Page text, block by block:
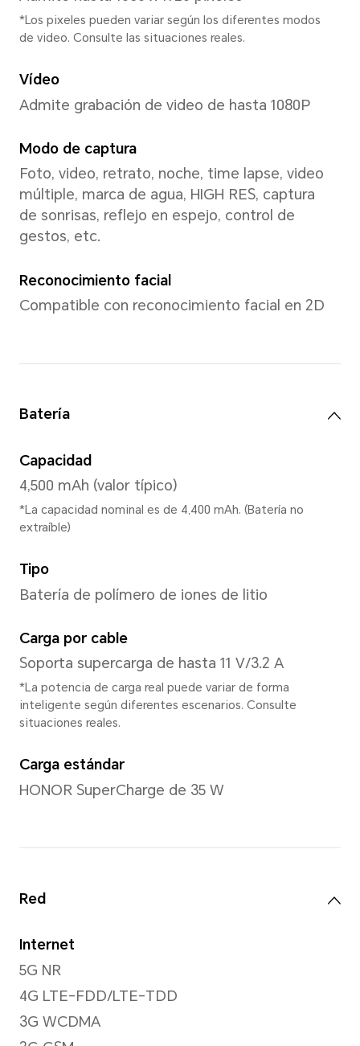
Sistema
MagicOS 8.0 (basado en
Interfaz de usuario
MagicOS 8.0
Memoria
Cámara trasera
Cámara trasera
Cámara principal de 108 MP
ancha y profunda de 5 MP
*Los pixeles de la foto y el video
modo de disparo. Consulte las